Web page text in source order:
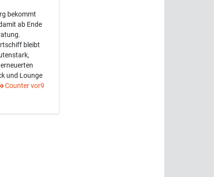
bekommt
ab Ende
bleibt
und Lounge
Counter vor9